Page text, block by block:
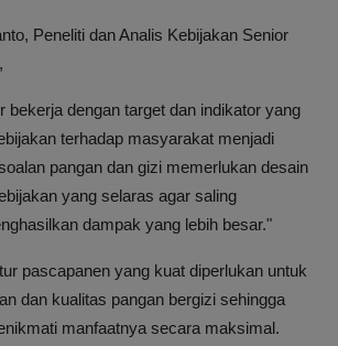
Peneliti dan Analis Kebijakan Senior
bekerja dengan target dan indikator yang
terhadap masyarakat menjadi
pangan dan gizi memerlukan desain
yang selaras agar saling
dampak yang lebih besar."
pascapanen yang kuat diperlukan untuk
dan kualitas pangan bergizi sehingga
manfaatnya secara maksimal.